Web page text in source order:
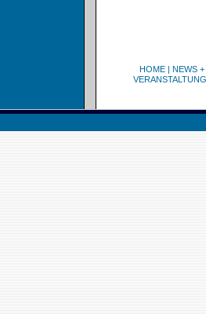
HOME| NEWS